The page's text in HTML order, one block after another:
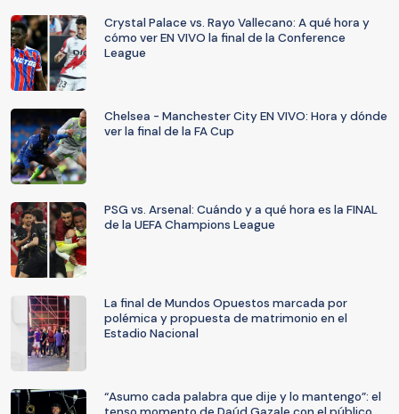
Crystal Palace vs. Rayo Vallecano: A qué hora y
cómo ver EN VIVO la final de la Conference
League
Chelsea - Manchester City EN VIVO: Hora y dónde
ver la final de la FA Cup
PSG vs. Arsenal: Cuándo y a qué hora es la FINAL
de la UEFA Champions League
La final de Mundos Opuestos marcada por
polémica y propuesta de matrimonio en el
Estadio Nacional
“Asumo cada palabra que dije y lo mantengo”: el